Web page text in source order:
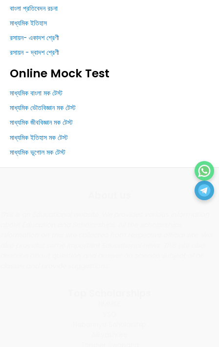
বাংলা প্রতিবেদন রচনা
মাধ্যমিক ইতিহাস
রসায়ন- একাদশ শ্রেণী
রসায়ন - দ্বাদশ শ্রেণী
Online Mock Test
মাধ্যমিক বাংলা মক টেস্ট
মাধ্যমিক ভৌতবিজ্ঞান মক টেস্ট
মাধ্যমিক জীববিজ্ঞান মক টেস্ট
মাধ্যমিক ইতিহাস মক টেস্ট
মাধ্যমিক ভূগোল মক টেস্ট